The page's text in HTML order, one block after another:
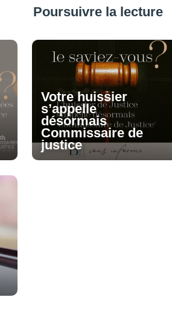
Poursuivre la lecture
Votre huissier
s’appelle
désormais
Commissaire de
justice